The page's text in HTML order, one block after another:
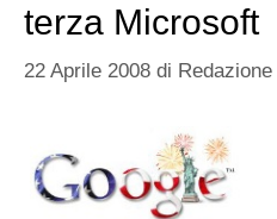
terza Microsoft
22 Aprile 2008 di Redazione